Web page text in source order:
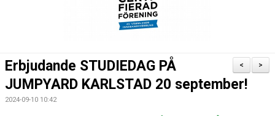
TRUPPEN
BILDGALLERI
>
<
Erbjudande STUDIEDAG PÅ
JUMPYARD KARLSTAD 20 september!
2024-09-10 10:42